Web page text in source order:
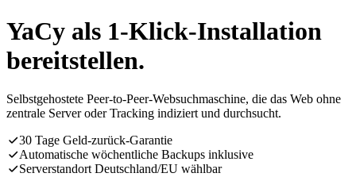
YaCy als 1-Klick-Installation
bereitstellen.
Selbstgehostete Peer-to-Peer-Websuchmaschine, die das Web ohne
zentrale Server oder Tracking indiziert und durchsucht.
30 Tage Geld-zurück-Garantie
Automatische wöchentliche Backups inklusive
Serverstandort Deutschland/EU wählbar